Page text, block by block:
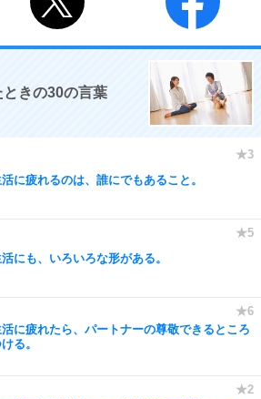
きの30の言葉
に疲れるのは、誰にでもあること。
にも、いろいろな形がある。
に疲れたら、パートナーの尊敬できるところ
る。